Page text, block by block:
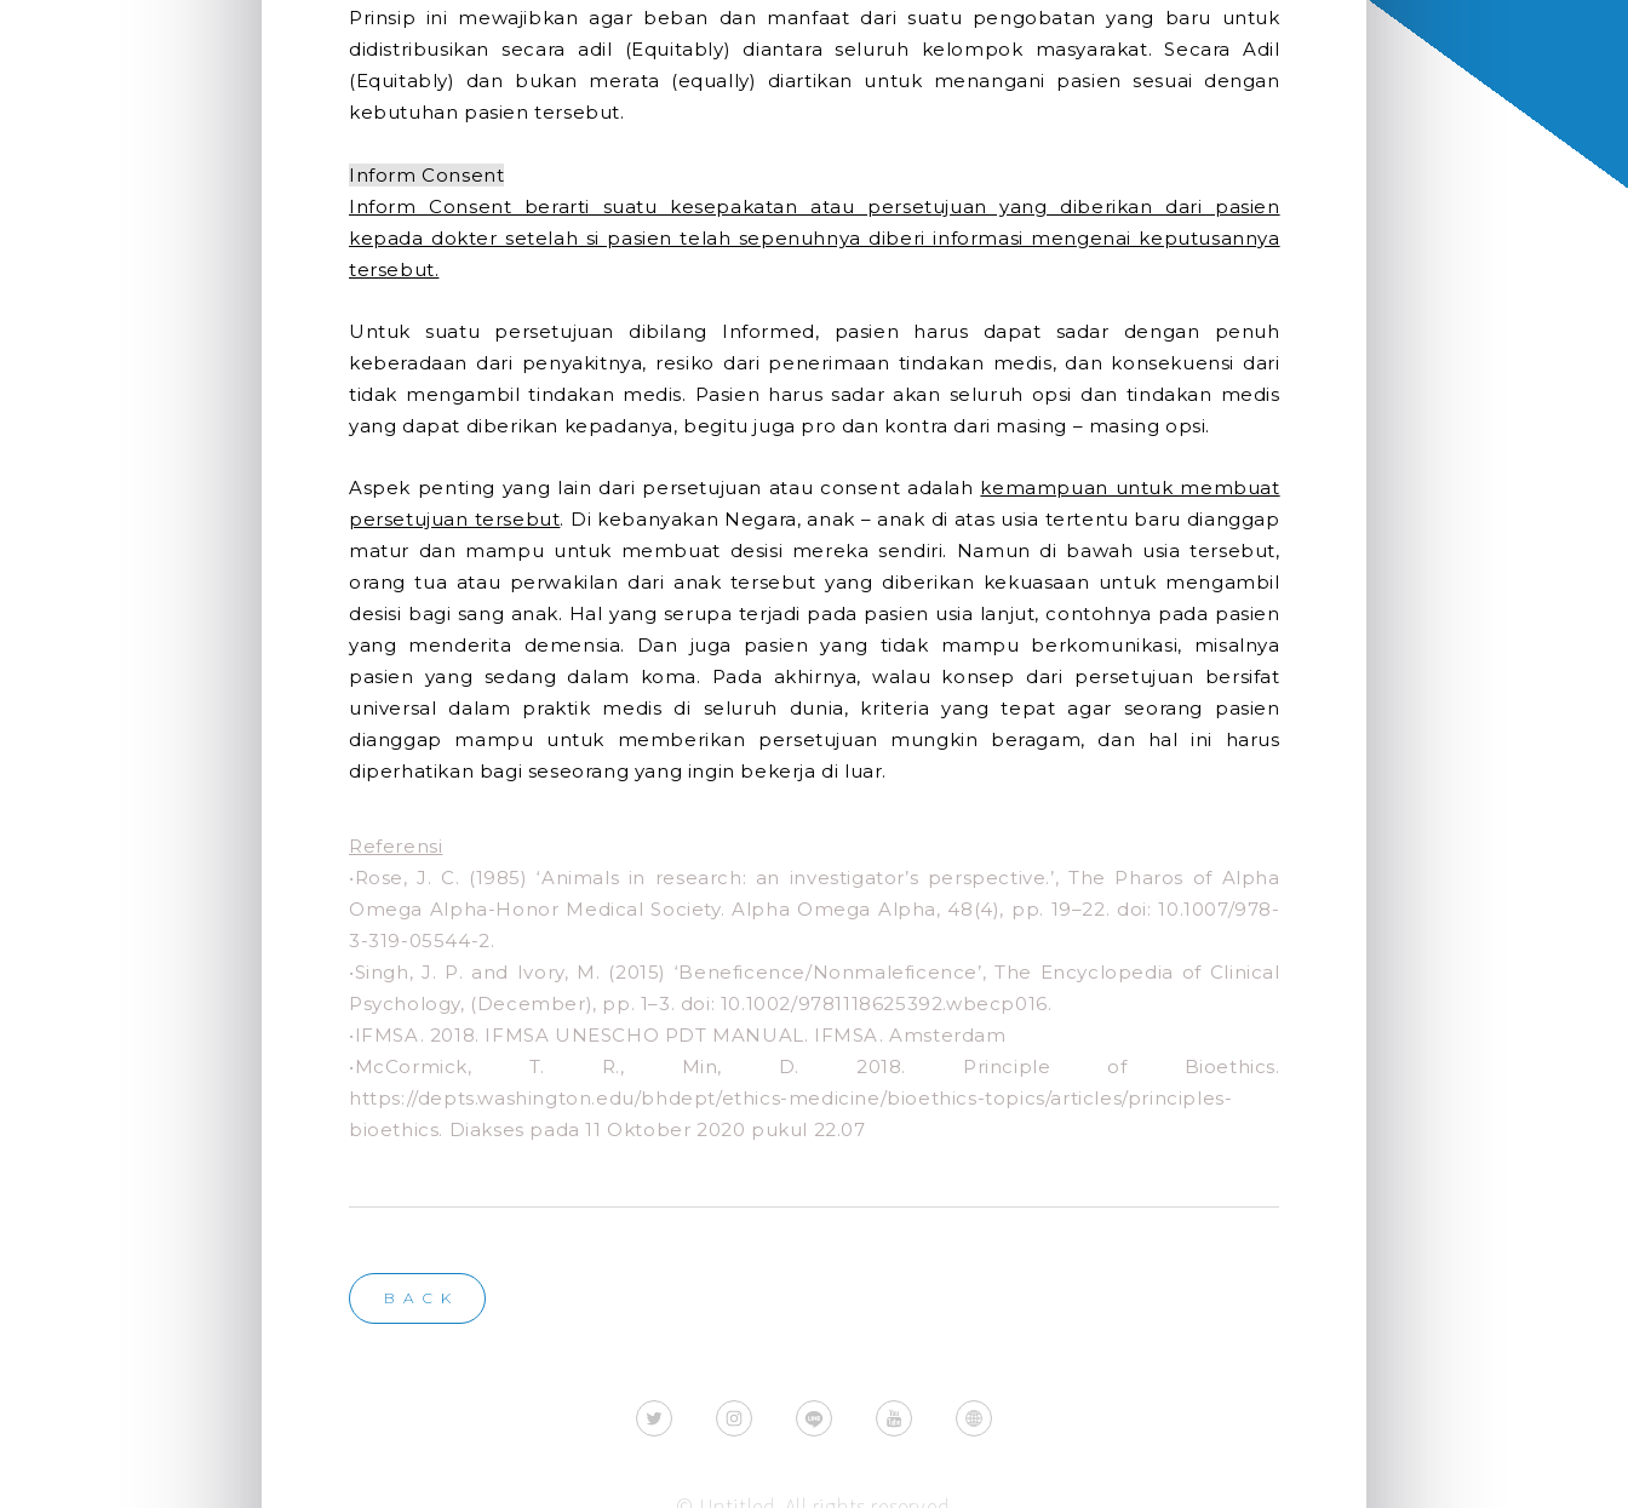
Prinsip ini mewajibkan agar beban dan manfaat dari suatu pengobatan yang baru untuk
didistribusikan secara adil (Equitably) diantara seluruh kelompok masyarakat. Secara Adil
(Equitably) dan bukan merata (equally) diartikan untuk menangani pasien sesuai dengan
kebutuhan pasien tersebut.
Inform Consent
Inform Consent berarti suatu kesepakatan atau persetujuan yang diberikan dari pasien
kepada dokter setelah si pasien telah sepenuhnya diberi informasi mengenai keputusannya
tersebut.
Untuk suatu persetujuan dibilang Informed, pasien harus dapat sadar dengan penuh
keberadaan dari penyakitnya, resiko dari penerimaan tindakan medis, dan konsekuensi dari
tidak mengambil tindakan medis. Pasien harus sadar akan seluruh opsi dan tindakan medis
yang dapat diberikan kepadanya, begitu juga pro dan kontra dari masing – masing opsi.
Aspek penting yang lain dari persetujuan atau consent adalah kemampuan untuk membuat
persetujuan tersebut. Di kebanyakan Negara, anak – anak di atas usia tertentu baru dianggap
matur dan mampu untuk membuat desisi mereka sendiri. Namun di bawah usia tersebut,
orang tua atau perwakilan dari anak tersebut yang diberikan kekuasaan untuk mengambil
desisi bagi sang anak. Hal yang serupa terjadi pada pasien usia lanjut, contohnya pada pasien
yang menderita demensia. Dan juga pasien yang tidak mampu berkomunikasi, misalnya
pasien yang sedang dalam koma. Pada akhirnya, walau konsep dari persetujuan bersifat
universal dalam praktik medis di seluruh dunia, kriteria yang tepat agar seorang pasien
dianggap mampu untuk memberikan persetujuan mungkin beragam, dan hal ini harus
diperhatikan bagi seseorang yang ingin bekerja di luar.
Referensi
•Rose, J. C. (1985) ‘Animals in research: an investigator’s perspective.’, The Pharos of Alpha
Omega Alpha-Honor Medical Society. Alpha Omega Alpha, 48(4), pp. 19–22. doi: 10.1007/978-
3-319-05544-2.
•Singh, J. P. and Ivory, M. (2015) ‘Beneficence/Nonmaleficence’, The Encyclopedia of Clinical
Psychology, (December), pp. 1–3. doi: 10.1002/9781118625392.wbecp016.
•IFMSA. 2018. IFMSA UNESCHO PDT MANUAL. IFMSA. Amsterdam
•McCormick, T. R., Min, D. 2018. Principle of Bioethics.
https://depts.washington.edu/bhdept/ethics-medicine/bioethics-topics/articles/principles-
bioethics. Diakses pada 11 Oktober 2020 pukul 22.07
BACK